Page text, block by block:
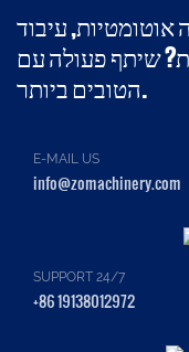
עיבוד
שיתף פעולה עם
הטובים ביותר.
E-MAIL US
info@zomachinery.com
SUPPORT 24/7
+86 19138012972